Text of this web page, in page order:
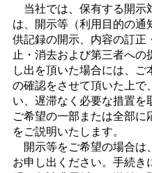
当社では、保有する開示
は、開示等（利用目的の通
供記録の開示、内容の訂正
止・消去および第三者へ
し出を頂いた場合には、
の確認をさせて頂いた上で
い、遅滞なく必要な措置を
ご希望の一部または全部
をご説明いたします。
開示等をご希望の場合は
お申し出ください。手続き